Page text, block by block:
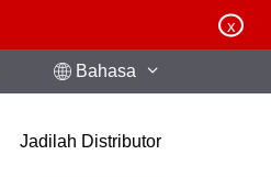
x
Bahasa
Jadilah Distributor